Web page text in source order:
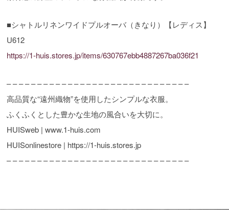
■シャトルリネンワイドプルオーバ（きなり）【レディス】
U612
https://1-huis.stores.jp/items/630767ebb4887267ba036f21
– – – – – – – – – – – – – – – – – – – – – – – – – – – – – –
高品質な“遠州織物”を使用したシンプルな衣服。
ふくふくとした豊かな生地の風合いを大切に。
HUISweb | www.1-huis.com
HUISonlinestore | https://1-huis.stores.jp
– – – – – – – – – – – – – – – – – – – – – – – – – – – – – –